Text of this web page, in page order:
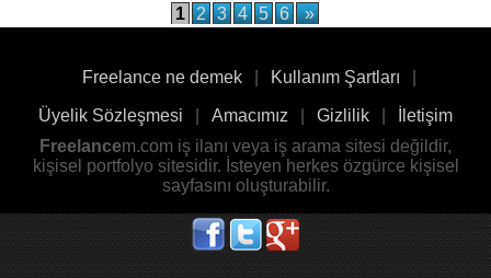
1 2 3 4 5 6 »
Freelance ne demek Kullanım Şartları
Üyelik Sözleşmesi Amacımız Gizlilik
İletişim
Freelancem.com iş ilanı veya iş arama sitesi değildir,
kişisel portfolyo sitesidir. İsteyen herkes özgürce kişisel
sayfasını oluşturabilir.